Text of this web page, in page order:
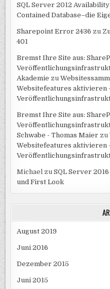
SQL Server 2012
Contained Database–die
Sharepoint Error 2436 zu
401
Bremst Ihre Site aus:
Akademie zu
Websitefeatures aktivieren
Bremst Ihre Site aus:
Schwabe - Thomas Maier zu
Websitefeatures aktivieren
Michael zuSQL Server
und First Look
August 2019
Juni 2016
Dezember 2015
Juni 2015